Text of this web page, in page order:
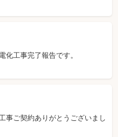
化工事完了報告です。
事ご契約ありがとうございまし